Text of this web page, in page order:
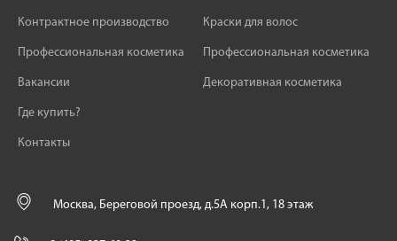
Контрактное производство
Профессиональная косметика
Вакансии
Где купить?
Контакты
Краски для волос
Профессиональная косметика
Декоративная косметика
Москва, Береговой проезд, д.5А корп.1, 18 этаж